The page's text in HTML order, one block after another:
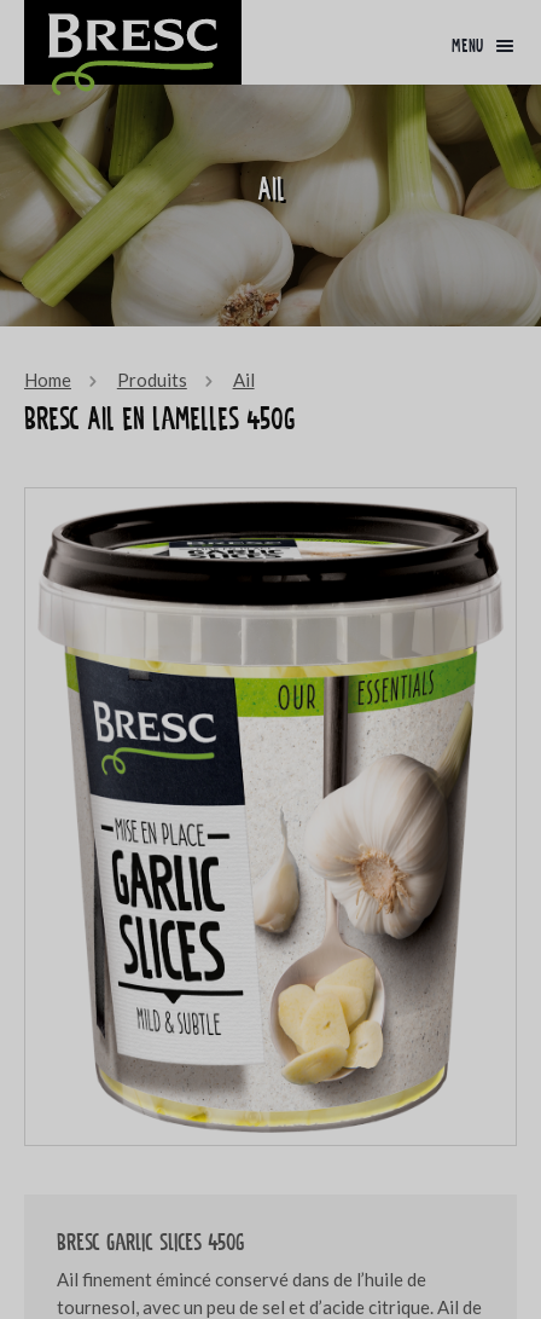
menu
Ail
Home Produits Ail
Bresc Ail en lamelles 450g
Bresc Garlic slices 450g
Ail finement émincé conservé dans de l’huile de
tournesol, avec un peu de sel et d’acide citrique. Ail de